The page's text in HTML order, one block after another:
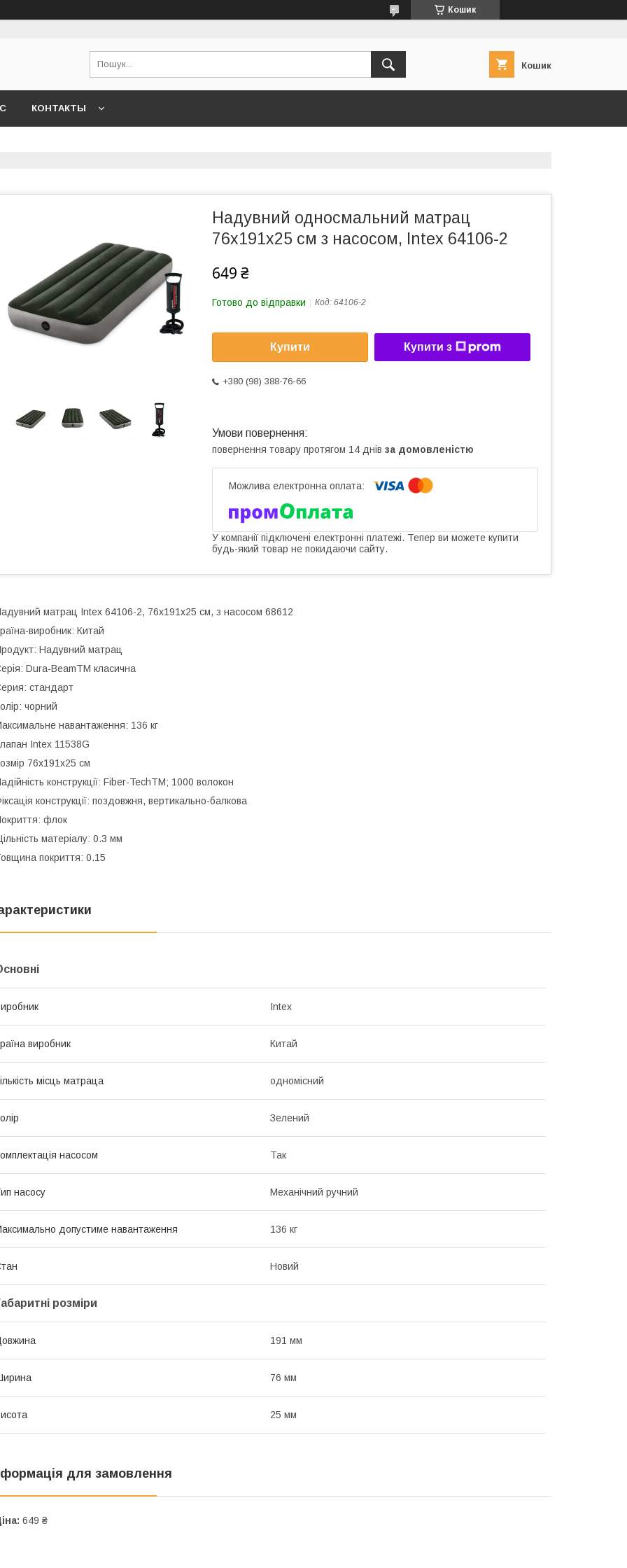
Кошик
Кошик
КОНТАКТЫ
Надувний односмальний матрац
76x191x25 см з насосом, Intex 64106-2
649 ₴
Готово до відправки Код: 64106-2
Купити Купити з
+380 (98) 388-76-66
повернення товару протягом 14 днів за домовленістю
У компанії підключені електронні платежі. Тепер ви можете купити
будь-який товар не покидаючи сайту.
матрац Intex 64106-2, 76x191x25 см, з насосом 68612
виробник: Китай
Надувний матрац
Dura-BeamTM класична
стандарт
чорний
навантаження: 136 кг
Intex 11538G
76x191x25 см
конструкції: Fiber-TechTM; 1000 волокон
конструкції: поздовжня, вертикально-балкова
флок
матеріалу: 0.3 мм
покриття: 0.15
Intex
виробник Китай
місць матраца одномісний
Зелений
насосом Так
насосу Механічний ручний
допустиме навантаження 136 кг
Новий
розміри
191 мм
76 мм
25 мм
для замовлення
649 ₴